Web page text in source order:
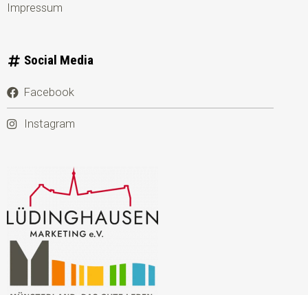
Impressum
Social Media
Facebook
Instagram